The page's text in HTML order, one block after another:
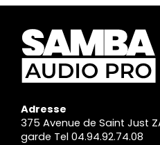
Adresse
375 Avenue de Saint Just
garde Tel 04.94.92.74.08